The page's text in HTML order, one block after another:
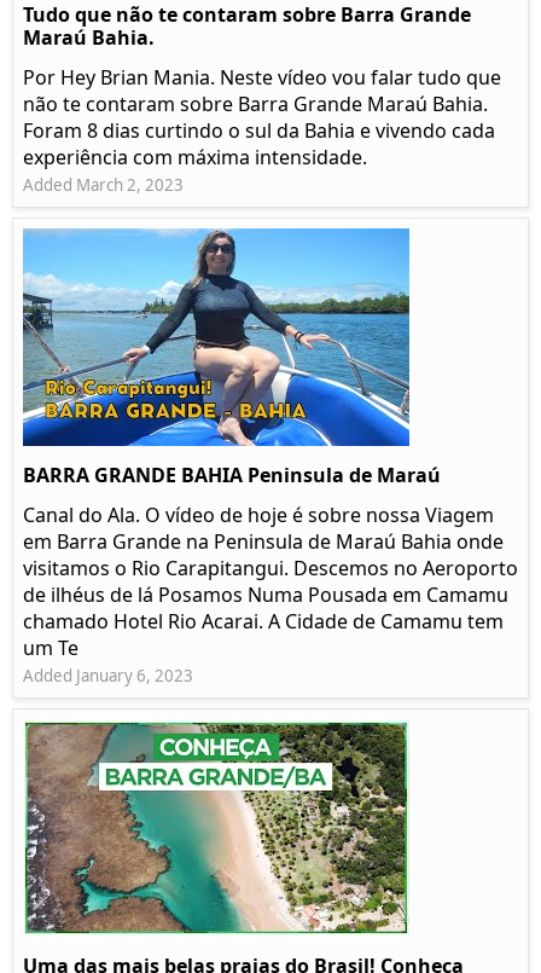
Tudo que não te contaram sobre Barra Grande
Maraú Bahia.
Por Hey Brian Mania. Neste vídeo vou falar tudo que
não te contaram sobre Barra Grande Maraú Bahia.
Foram 8 dias curtindo o sul da Bahia e vivendo cada
experiência com máxima intensidade.
Added March 2, 2023
BARRA GRANDE BAHIA Peninsula de Maraú
Canal do Ala. O vídeo de hoje é sobre nossa Viagem
em Barra Grande na Peninsula de Maraú Bahia onde
visitamos o Rio Carapitangui. Descemos no Aeroporto
de ilhéus de lá Posamos Numa Pousada em Camamu
chamado Hotel Rio Acarai. A Cidade de Camamu tem
um Te
Added January 6, 2023
Uma das mais belas praias do Brasil! Conheça